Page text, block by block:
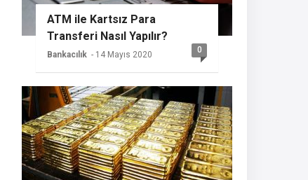
ATM ile Kartsız Para
Transferi Nasıl Yapılır?
Bankacılık - 14 Mayıs 2020 0